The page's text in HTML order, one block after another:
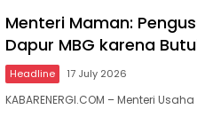
Menteri Maman:
Dapur MBG karena
Headline 17 July 2026
KABARENERGI.COM – Menteri